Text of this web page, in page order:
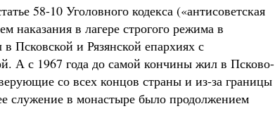
58-10 Уголовного кодекса («антисоветская
наказания в лагере строгого режима в
Псковской и Рязянской епархиях с
А с 1967 года до самой кончины жил в Псково-
со всех концов страны и из-за границы
служение в монастыре было продолжением